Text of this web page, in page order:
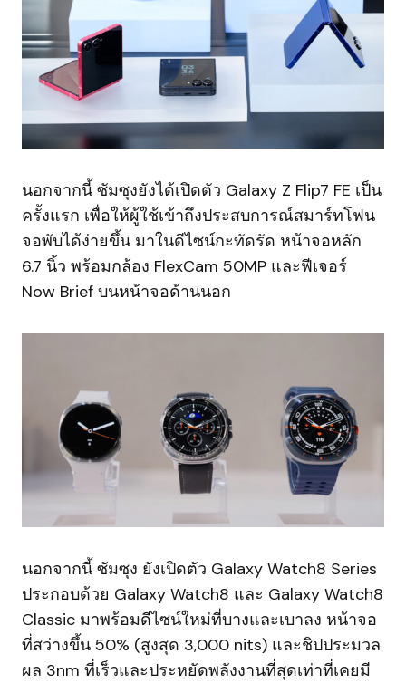
นอกจากนี้ ซัมซุงยังได้เปิดตัว Galaxy Z Flip7 FE เป็น
ครั้งแรก เพื่อให้ผู้ใช้เข้าถึงประสบการณ์สมาร์ทโฟน
จอพับได้ง่ายขึ้น มาในดีไซน์กะทัดรัด หน้าจอหลัก
6.7 นิ้ว พร้อมกล้อง FlexCam 50MP และฟีเจอร์
Now Brief บนหน้าจอด้านนอก
นอกจากนี้ ซัมซุง ยังเปิดตัว Galaxy Watch8 Series
ประกอบด้วย Galaxy Watch8 และ Galaxy Watch8
Classic มาพร้อมดีไซน์ใหม่ที่บางและเบาลง หน้าจอ
ที่สว่างขึ้น 50% (สูงสุด 3,000 nits) และชิปประมวล
ผล 3nm ที่เร็วและประหยัดพลังงานที่สุดเท่าที่เคยมี